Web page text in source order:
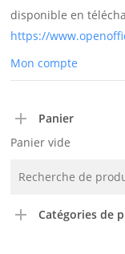
disponible en
https://
Mon compte
Panier
Panier vide
Recherche
Catégories de